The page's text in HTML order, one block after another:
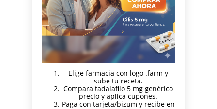
Elige farmacia con logo .farm y
sube tu receta.
Compara tadalafilo 5 mg genérico
precio y aplica cupones.
Paga con tarjeta/bizum y recibe en